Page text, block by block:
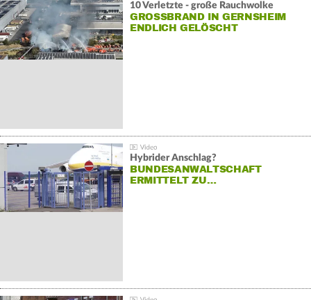
10 Verletzte - große Rauchwolke
GROSSBRAND IN GERNSHEIM E
NDLICH GELÖSCHT
Hybrider Anschlag?
BUNDESANWALTSCHAFT
ERMITTELT ZU…